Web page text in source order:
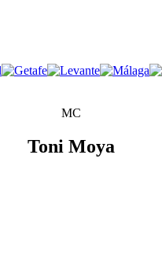
MC
Toni Moya